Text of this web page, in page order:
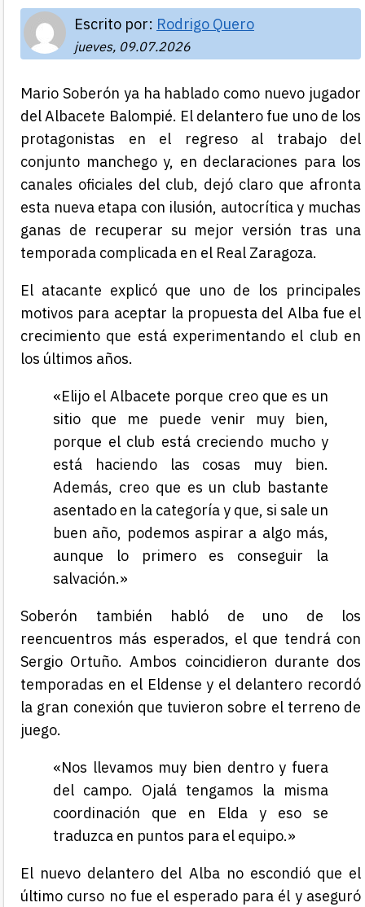
Escrito por: Rodrigo Quero
jueves, 09.07.2026
Mario Soberón ya ha hablado como nuevo jugador
del Albacete Balompié. El delantero fue uno de los
protagonistas en el regreso al trabajo del
conjunto manchego y, en declaraciones para los
canales oficiales del club, dejó claro que afronta
esta nueva etapa con ilusión, autocrítica y muchas
ganas de recuperar su mejor versión tras una
temporada complicada en el Real Zaragoza.
El atacante explicó que uno de los principales
motivos para aceptar la propuesta del Alba fue el
crecimiento que está experimentando el club en
los últimos años.
«Elijo el Albacete porque creo que es un
sitio que me puede venir muy bien,
porque el club está creciendo mucho y
está haciendo las cosas muy bien.
Además, creo que es un club bastante
asentado en la categoría y que, si sale un
buen año, podemos aspirar a algo más,
aunque lo primero es conseguir la
salvación.»
Soberón también habló de uno de los
reencuentros más esperados, el que tendrá con
Sergio Ortuño. Ambos coincidieron durante dos
temporadas en el Eldense y el delantero recordó
la gran conexión que tuvieron sobre el terreno de
juego.
«Nos llevamos muy bien dentro y fuera
del campo. Ojalá tengamos la misma
coordinación que en Elda y eso se
traduzca en puntos para el equipo.»
El nuevo delantero del Alba no escondió que el
último curso no fue el esperado para él y aseguró